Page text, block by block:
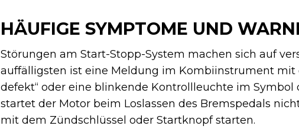
HÄUFIGE SYMPTOME UND
Störungen am Start-Stopp-System machen sich auf
auffälligsten ist eine Meldung im Kombiinstrument mit
defekt“ oder eine blinkende Kontrollleuchte im Symbol
startet der Motor beim Loslassen des Bremspedals
mit dem Zündschlüssel oder Startknopf starten.